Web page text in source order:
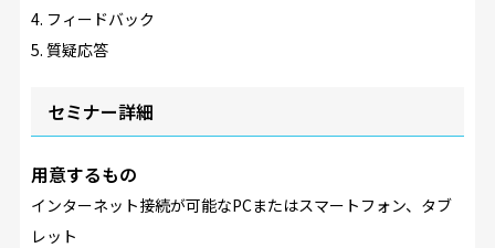
4. フィードバック
5. 質疑応答
セミナー詳細
用意するもの
インターネット接続が可能なPCまたはスマートフォン、タブ
レット